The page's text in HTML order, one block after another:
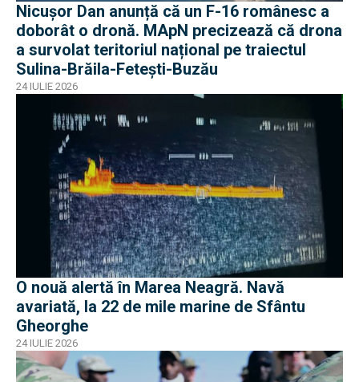
Nicușor Dan anunță că un F-16 românesc a
doborât o dronă. MApN precizează că drona
a survolat teritoriul național pe traiectul
Sulina-Brăila-Fetești-Buzău
24 IULIE 2026
O nouă alertă în Marea Neagră. Navă
avariată, la 22 de mile marine de Sfântu
Gheorghe
24 IULIE 2026